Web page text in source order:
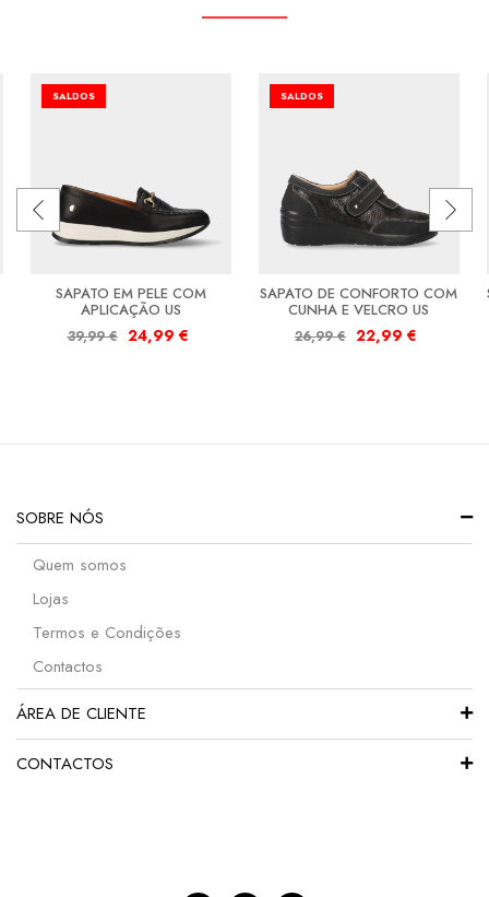
SALDOS
SAPATO EM PELE COM
APLICAÇÃO US
39,99€ 24,99 €
SALDOS
SAPATO DE CONFORTO COM
CUNHA E VELCRO US
26,99€ 22,99 €
SOBRE NÓS
Quem somos
Lojas
Termos e Condições
Contactos
ÁREA DE CLIENTE
CONTACTOS